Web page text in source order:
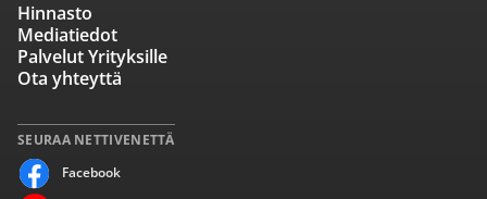
SEURAA NETTIVENETTÄ
Facebook
Hinnasto
Mediatiedot
Palvelut Yrityksille
Ota yhteyttä